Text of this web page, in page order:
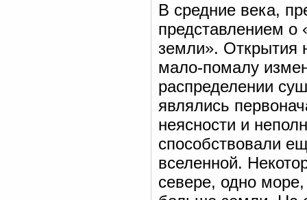
В средние века,
представлением о
земли». Открытия
мало-помалу
распределении
являлись
неясности и
способствовали
вселенной.
севере, одно